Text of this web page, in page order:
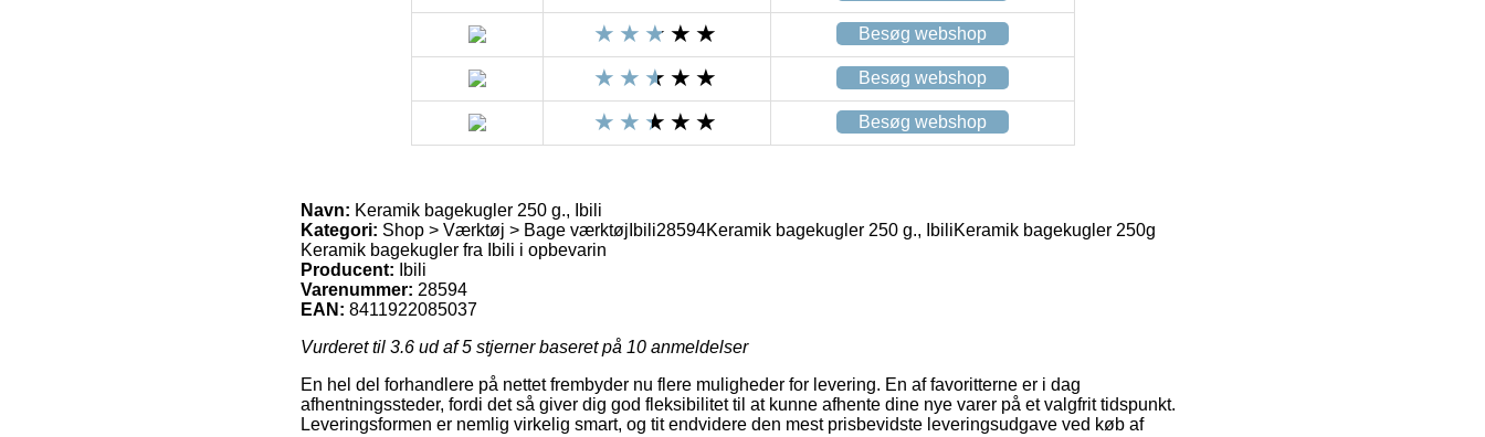
Besøg webshop
Besøg webshop
Besøg webshop
Navn: Keramik bagekugler 250 g., Ibili
Kategori: Shop > Værktøj > Bage værktøj Ibili28594Keramik bagekugler 250 g., IbiliKeramik bagekugler 250g
Keramik bagekugler fra Ibili i opbevarin
Producent:
Ibili
Varenummer: 28594
EAN: 8411922085037
Vurderet til 3.6 ud af 5 stjerner baseret på 10 anmeldelser
En hel del forhandlere på nettet frembyder nu flere muligheder for levering. En af favoritterne er i dag
afhentningssteder, fordi det så giver dig god fleksibilitet til at kunne afhente dine nye varer på et valgfrit tidspunkt.
Leveringsformen er nemlig virkelig smart, og tit endvidere den mest prisbevidste leveringsudgave ved køb af